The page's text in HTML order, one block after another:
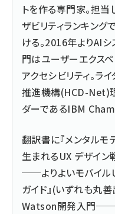
トを作る専門家。担当
ザビリティランキング
ける。2016年よりAI
門はユーザーエクスペ
アクセシビリティ。ラ
推進機構(HCD-Net)
ダーであるIBM
翻訳書に『メンタル
生まれるUX デザイン
──よりよいモバイル
ガイド』(いずれも丸
Watson開発入門